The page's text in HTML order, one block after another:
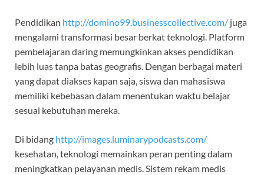
Pendidikan http://domino99.businesscollective.com/ juga
mengalami transformasi besar berkat teknologi. Platform
pembelajaran daring memungkinkan akses pendidikan
lebih luas tanpa batas geografis. Dengan berbagai materi
yang dapat diakses kapan saja, siswa dan mahasiswa
memiliki kebebasan dalam menentukan waktu belajar
sesuai kebutuhan mereka.
Di bidang http://images.luminarypodcasts.com/
kesehatan, teknologi memainkan peran penting dalam
meningkatkan pelayanan medis. Sistem rekam medis